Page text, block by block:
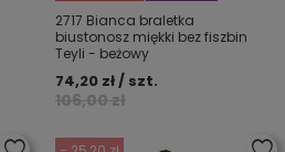
2717 Bianca braletka
biustonosz miękki bez fiszbin
Teyli - beżowy
106,00 zł
74,20 zł / szt.